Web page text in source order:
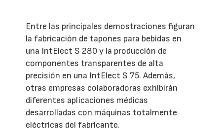
Entre las principales demostraciones figuran
la fabricación de tapones para bebidas en
una IntElect S 280 y la producción de
componentes transparentes de alta
precisión en una IntElect S 75. Además,
otras empresas colaboradoras exhibirán
diferentes aplicaciones médicas
desarrolladas con máquinas totalmente
eléctricas del fabricante.